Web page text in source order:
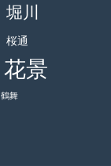
堀川
桜通
花景
鶴舞